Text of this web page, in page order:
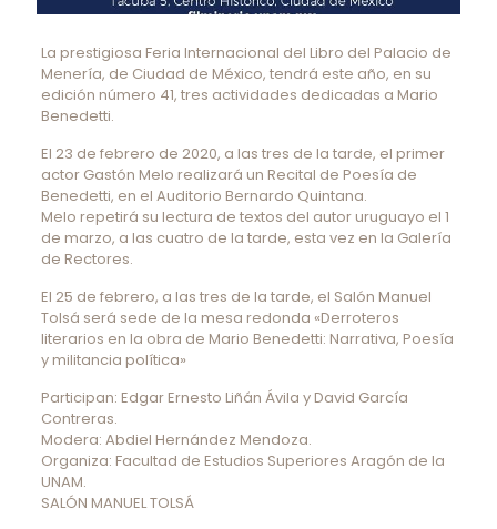
La prestigiosa Feria Internacional del Libro del Palacio de
Menería, de Ciudad de México, tendrá este año, en su
edición número 41, tres actividades dedicadas a Mario
Benedetti.
El 23 de febrero de 2020, a las tres de la tarde, el primer
actor Gastón Melo realizará un Recital de Poesía de
Benedetti, en el Auditorio Bernardo Quintana.
Melo repetirá su lectura de textos del autor uruguayo el 1
de marzo, a las cuatro de la tarde, esta vez en la Galería
de Rectores.
El 25 de febrero, a las tres de la tarde, el Salón Manuel
Tolsá será sede de la mesa redonda «Derroteros
literarios en la obra de Mario Benedetti: Narrativa, Poesía
y militancia política»
Participan: Edgar Ernesto Liñán Ávila y David García
Contreras.
Modera: Abdiel Hernández Mendoza.
Organiza: Facultad de Estudios Superiores Aragón de la
UNAM.
SALÓN MANUEL TOLSÁ